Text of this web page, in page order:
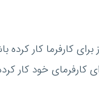
کارفرما کار کرده
خود کار